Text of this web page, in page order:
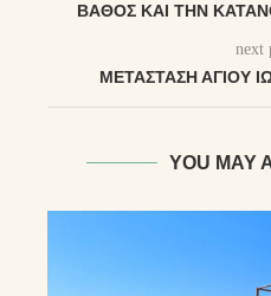
ΒΆΘΟΣ ΚΑΙ ΤΗΝ
next
ΜΕΤΆΣΤΑΣΗ ΑΓΊΟΥ
YOU MAY